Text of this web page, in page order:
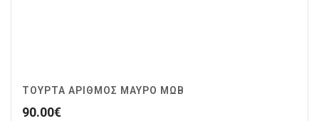
ΤΟΥΡΤΑ ΑΡΙΘΜΟΣ ΜΑΥΡΟ ΜΩΒ
90.00€